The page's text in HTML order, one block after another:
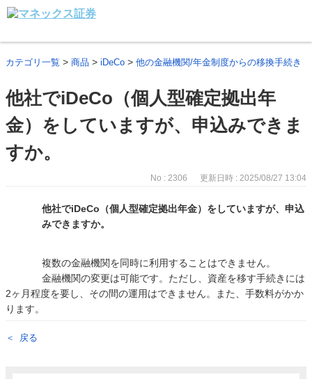
カテゴリ一覧 > 商品 > iDeCo > 他の金融機関/年金制度からの移換手続き
他社でiDeCo（個人型確定拠出年
金）をしていますが、申込みできま
すか。
No : 2306 更新日時 : 2025/08/27 13:04
他社でiDeCo（個人型確定拠出年金）をしていますが、申込
みできますか。
複数の金融機関を同時に利用することはできません。
金融機関の変更は可能です。ただし、資産を移す手続きには
2ヶ月程度を要し、その間の運用はできません。また、手数料がかか
ります。
戻る